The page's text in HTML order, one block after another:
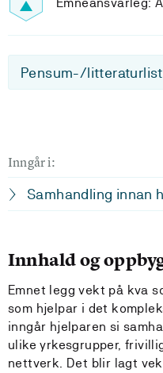
Pensum-/
Inngår i:
Samhandling innan
Innhald og
Emnet legg vekt på kva
som hjelpar i det
inngår hjelparen si
ulike yrkesgrupper,
nettverk. Det blir lagt